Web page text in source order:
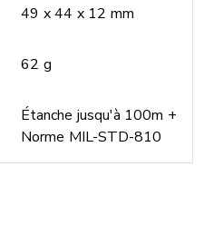
49 x 44 x 12 mm
62 g
Étanche jusqu'à 100m +
Norme MIL-STD-810